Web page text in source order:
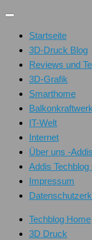
Unter
Inhalt
Startseite
3D-Druck Blog
Reviews und
3D-Grafik
Smarthome
IT-Welt
Internet
Über uns -
Addis Techblog
Impressum
Techblog Home
3D Druck